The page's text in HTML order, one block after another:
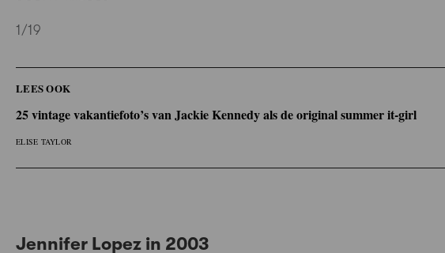
1 /19
LEES OOK
25 vintage vakantiefoto’s van Jackie Kennedy als de original summer it-girl
ELISE TAYLOR
Jennifer Lopez in 2003